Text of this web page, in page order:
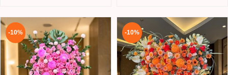
-10% -10%